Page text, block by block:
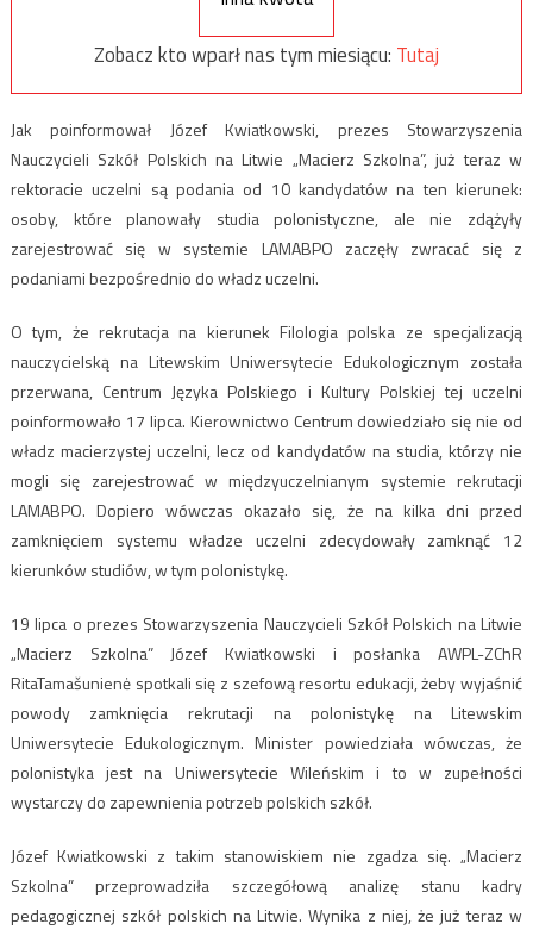
Zobacz kto wparł nas tym miesiącu: Tutaj
Jak poinformował Józef Kwiatkowski, prezes Stowarzyszenia
Nauczycieli Szkół Polskich na Litwie „Macierz Szkolna”, już teraz w
rektoracie uczelni są podania od 10 kandydatów na ten kierunek:
osoby, które planowały studia polonistyczne, ale nie zdążyły
zarejestrować się w systemie LAMABPO zaczęły zwracać się z
podaniami bezpośrednio do władz uczelni.
O tym, że rekrutacja na kierunek Filologia polska ze specjalizacją
nauczycielską na Litewskim Uniwersytecie Edukologicznym została
przerwana, Centrum Języka Polskiego i Kultury Polskiej tej uczelni
poinformowało 17 lipca. Kierownictwo Centrum dowiedziało się nie od
władz macierzystej uczelni, lecz od kandydatów na studia, którzy nie
mogli się zarejestrować w międzyuczelnianym systemie rekrutacji
LAMABPO. Dopiero wówczas okazało się, że na kilka dni przed
zamknięciem systemu władze uczelni zdecydowały zamknąć 12
kierunków studiów, w tym polonistykę.
19 lipca o prezes Stowarzyszenia Nauczycieli Szkół Polskich na Litwie
„Macierz Szkolna” Józef Kwiatkowski i posłanka AWPL-ZChR
RitaTamašunienė spotkali się z szefową resortu edukacji, żeby wyjaśnić
powody zamknięcia rekrutacji na polonistykę na Litewskim
Uniwersytecie Edukologicznym. Minister powiedziała wówczas, że
polonistyka jest na Uniwersytecie Wileńskim i to w zupełności
wystarczy do zapewnienia potrzeb polskich szkół.
Józef Kwiatkowski z takim stanowiskiem nie zgadza się. „Macierz
Szkolna” przeprowadziła szczegółową analizę stanu kadry
pedagogicznej szkół polskich na Litwie. Wynika z niej, że już teraz w